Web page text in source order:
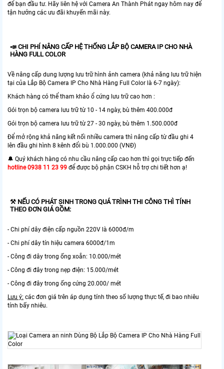
để bạn đầu tư. Hãy liên hệ với Camera An Thành Phát ngay hôm nay để
tận hưởng các ưu đãi khuyến mãi này.
📣 CHI PHÍ NÂNG CẤP HỆ THỐNG LẮP BỘ CAMERA IP CHO NHÀ
HÀNG FULL COLOR
Về nâng cấp dung lượng lưu trữ hình ảnh camera (khả năng lưu trữ hiện
tại của Lắp Bộ Camera IP Cho Nhà Hàng Full Color là 6-7 ngày):
Khách hàng có thể tham khảo ổ cứng lưu trữ cao hơn :
Gói trọn bộ camera lưu trữ từ 10 - 14 ngày, bù thêm 400.000đ
Gói trọn bộ camera lưu trữ từ 27 - 30 ngày, bù thêm 1.500.000đ
Để mở rộng khả năng kết nối nhiều camera thì nâng cấp từ đầu ghi 4
lên đầu ghi hình 8 kênh đổi bù 1.000.000 (VNĐ)
🔔 Quý khách hàng có nhu cầu nâng cấp cao hơn thì gọi trực tiếp đến
hotline 0938 11 23 99 để được bộ phận CSKH hỗ trợ chi tiết hơn ạ!
⚒ NẾU CÓ PHÁT SINH TRONG QUÁ TRÌNH THI CÔNG THÌ TÍNH
THEO ĐƠN GIÁ GỒM:
- Chi phí dây điện cấp nguồn 220V là 6000đ/m
- Chi phí dây tín hiệu camera 6000đ/1m
- Công đi dây trong ống xoắn: 10.000/mét
- Công đi đây trong nẹp điện: 15.000/mét
- Công đi đây trong ống cứng 20.000/ mét
Lưu ý: các đơn giá trên áp dụng tính theo số lượng thực tế, đi bao nhiêu
tính bấy nhiêu.